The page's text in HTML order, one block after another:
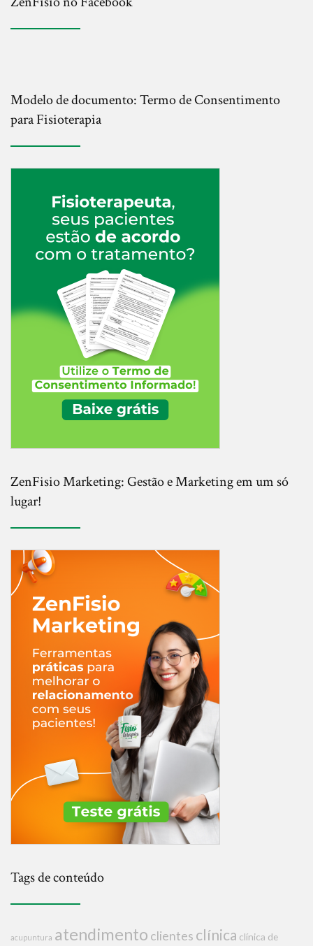
Modelo de documento: Termo de Consentimento
para Fisioterapia
ZenFisio Marketing: Gestão e Marketing em um só
lugar!
Tags de conteúdo
acupuntura atendimento clientes clínica clínica de